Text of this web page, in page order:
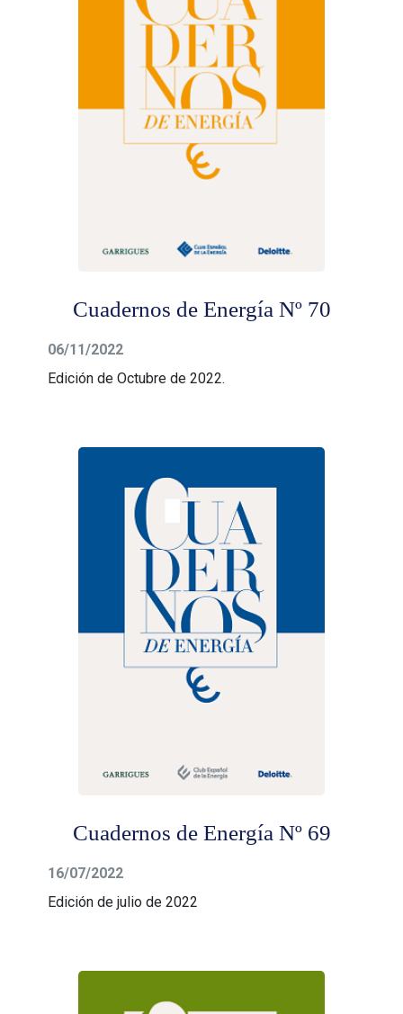
Cuadernos de Energía Nº 70
06/11/2022
Edición de Octubre de 2022.
Cuadernos de Energía Nº 69
16/07/2022
Edición de julio de 2022